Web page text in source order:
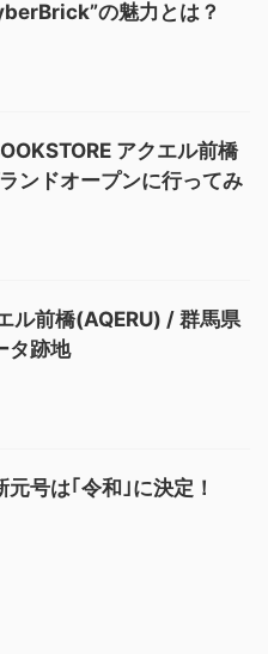
の魅力とは？
アクエル前橋
ンドオープンに行ってみ
ル前橋(AQERU) / 群馬県
タ跡地
号は｢令和｣に決定！